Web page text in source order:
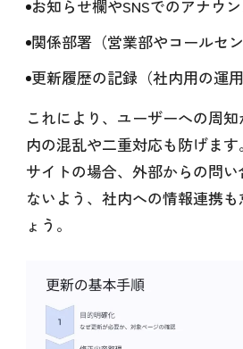
お知らせ欄やSNSでのアナウ
関係部署（営業部やコールセ
更新履歴の記録（社内用の運用
これにより、ユーザーへの周
内の混乱や二重対応も防げま
サイトの場合、外部からの問
ないよう、社内への情報連携
ょう。